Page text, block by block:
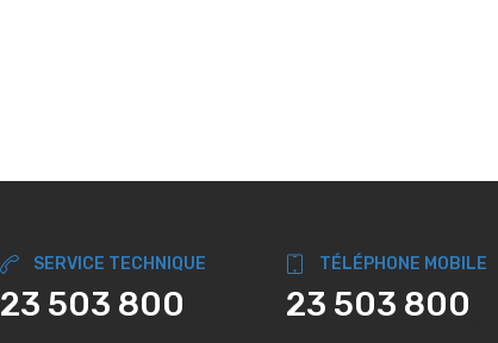
SERVICE TECHNIQUE
23 503 800
TÉLÉPHONE MOBILE
23 503 800